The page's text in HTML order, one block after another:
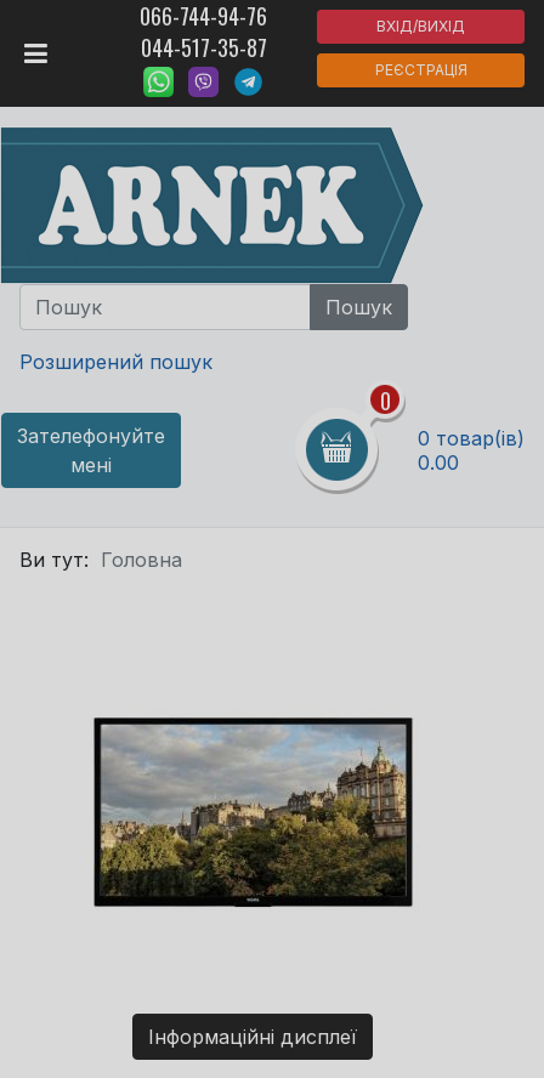
066-744-94-76
044-517-35-87
ВХІД/ВИХІД
РЕЄСТРАЦІЯ
Розширений пошук
Зателефонуйте
мені
0
0 товар(ів)
0.00
Ви тут: Головна
Інформаційні дисплеї